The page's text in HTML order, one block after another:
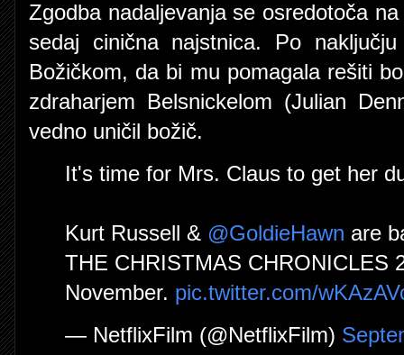
Zgodba nadaljevanja se osredotoča
sedaj cinična najstnica. Po
Božičkom, da bi mu pomagala rešiti
zdraharjem Belsnickelom (Julian
vedno uničil božič.
It's time for Mrs. Claus to get her
Kurt Russell & @GoldieHawn are
THE CHRISTMAS CHRONICLES
November. pic.twitter.com/
— NetflixFilm (@NetflixFilm)